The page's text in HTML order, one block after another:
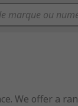
We offer a